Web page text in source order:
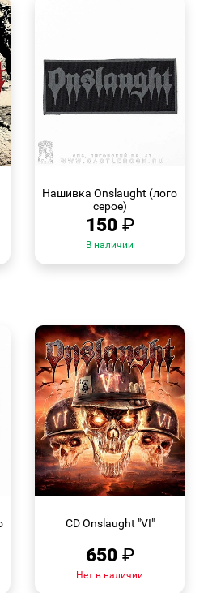
Нашивка Onslaught (лого
серое)
150 ₽
В наличии
CD Onslaught "VI"
650 ₽
Нет в наличии